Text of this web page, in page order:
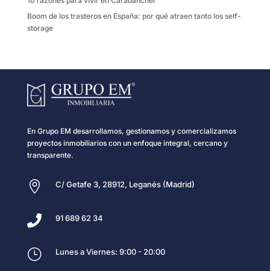
Boom de los trasteros en España: por qué atraen tanto los self-
storage
En Grupo EM desarrollamos, gestionamos y comercializamos
proyectos inmobiliarios con un enfoque integral, cercano y
transparente.
 C/ Getafe 3, 28912, Leganés (Madrid)
 91 689 62 34
} Lunes a Viernes: 9:00 - 20:00